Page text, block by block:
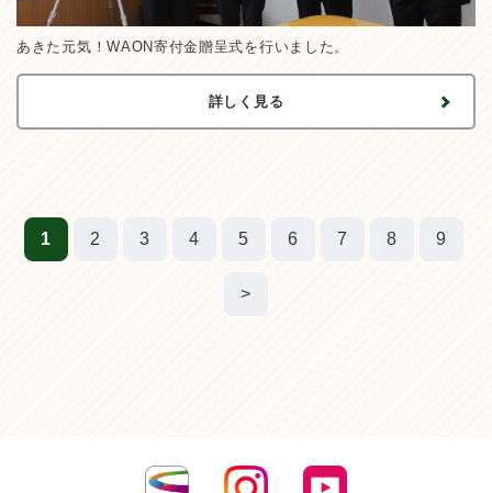
あきた元気！WAON寄付金贈呈式を行いました。
詳しく見る
1 2 3 4 5 6 7 8 9
>